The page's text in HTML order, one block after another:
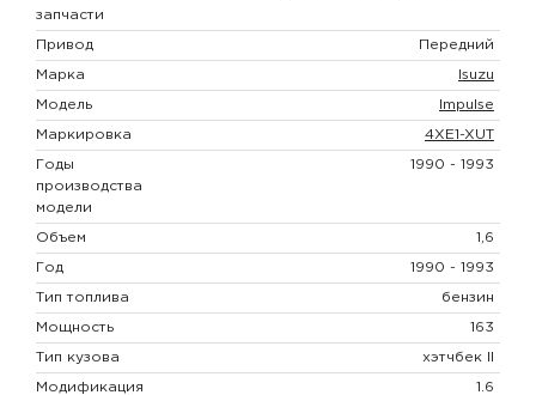
запчасти
Привод Передний
Марка Isuzu
Модель Impulse
Маркировка 4XE1-XUT
Годы
производства
модели
1990 - 1993
Объем 1,6
Год 1990 - 1993
Тип топлива бензин
Мощность 163
Тип кузова хэтчбек II
Модификация 1.6